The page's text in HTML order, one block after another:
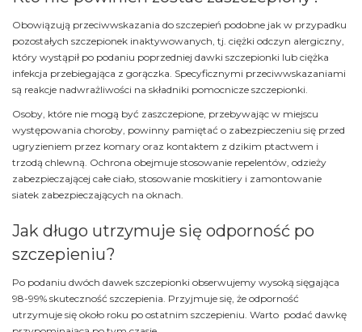
Obowiązują przeciwwskazania do szczepień podobne jak w przypadku
pozostałych szczepionek inaktywowanych, tj. ciężki odczyn alergiczny,
który wystąpił po podaniu poprzedniej dawki szczepionki lub ciężka
infekcja przebiegająca z gorączka. Specyficznymi przeciwwskazaniami
są reakcje nadwrażliwości na składniki pomocnicze szczepionki.
Osoby, które nie mogą być zaszczepione, przebywając w miejscu
występowania choroby, powinny pamiętać o zabezpieczeniu się przed
ugryzieniem przez komary oraz kontaktem z dzikim ptactwem i
trzodą chlewną. Ochrona obejmuje stosowanie repelentów, odzieży
zabezpieczającej całe ciało, stosowanie moskitiery i zamontowanie
siatek zabezpieczających na oknach.
Jak długo utrzymuje się odporność po
szczepieniu?
Po podaniu dwóch dawek szczepionki obserwujemy wysoką sięgająca
98-99% skuteczność szczepienia. Przyjmuje się, że odporność
utrzymuje się około roku po ostatnim szczepieniu. Warto podać dawkę